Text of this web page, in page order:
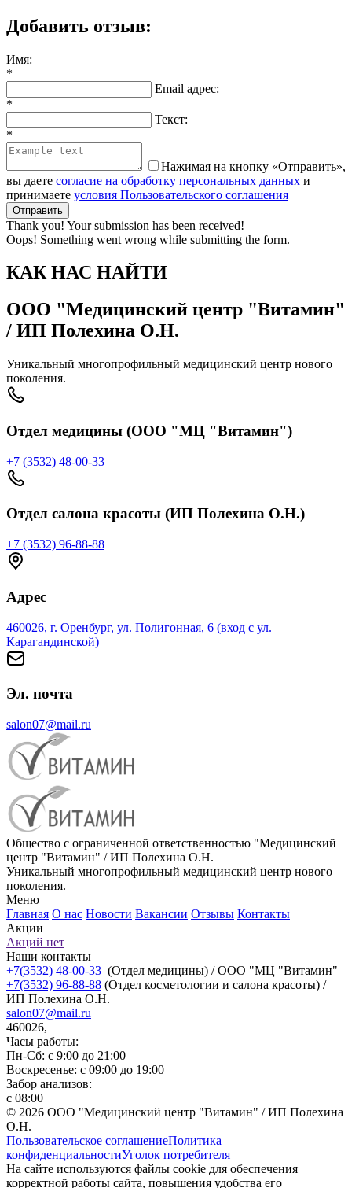
Добавить отзыв:
Имя:
*
Email адрес:
*
Текст:
*
Нажимая на кнопку «Отправить»,
вы даете согласие на обработку персональных данных и
принимаете условия Пользовательского соглашения
Thank you! Your submission has been received!
Oops! Something went wrong while submitting the form.
КАК НАС НАЙТИ
ООО "Медицинский центр "Витамин"
/ ИП Полехина О.Н.
Уникальный многопрофильный медицинский центр нового
поколения.
Отдел медицины (ООО "МЦ "Витамин")
+7 (3532) 48-00-33
Отдел салона красоты (ИП Полехина О.Н.)
+7 (3532) 96-88-88
Адрес
460026, г. Оренбург, ул. Полигонная, 6 (вход с ул.
Карагандинской)
Эл. почта
salon07@mail.ru
Общество с ограниченной ответственностью "Медицинский
центр "Витамин" / ИП Полехина О.Н.
Уникальный многопрофильный медицинский центр нового
поколения.
Меню
Главная О нас Новости Вакансии Отзывы Контакты
Акции
Акций нет
Наши контакты
+7(3532) 48-00-33 (Отдел медицины) / ООО "МЦ "Витамин"
+7(3532) 96-88-88 (Отдел косметологии и салона красоты) /
ИП Полехина О.Н.
salon07@mail.ru
460026,
Часы работы:
Пн-Сб: с 9:00 до 21:00
Воскресенье: с 09:00 до 19:00
Забор анализов:
с 08:00
© 2026 ООО "Медицинский центр "Витамин" / ИП Полехина
О.Н.
Пользовательское соглашениеПолитика
конфиденциальностиУголок потребителя
На сайте используются файлы cookie для обеспечения
корректной работы сайта, повышения удобства его